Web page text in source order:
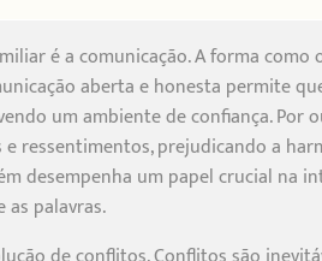
é a comunicação. A forma
aberta e honesta permite
um ambiente de confiança. Por
ressentimentos, prejudicando a
desempenha um papel crucial na
as palavras.